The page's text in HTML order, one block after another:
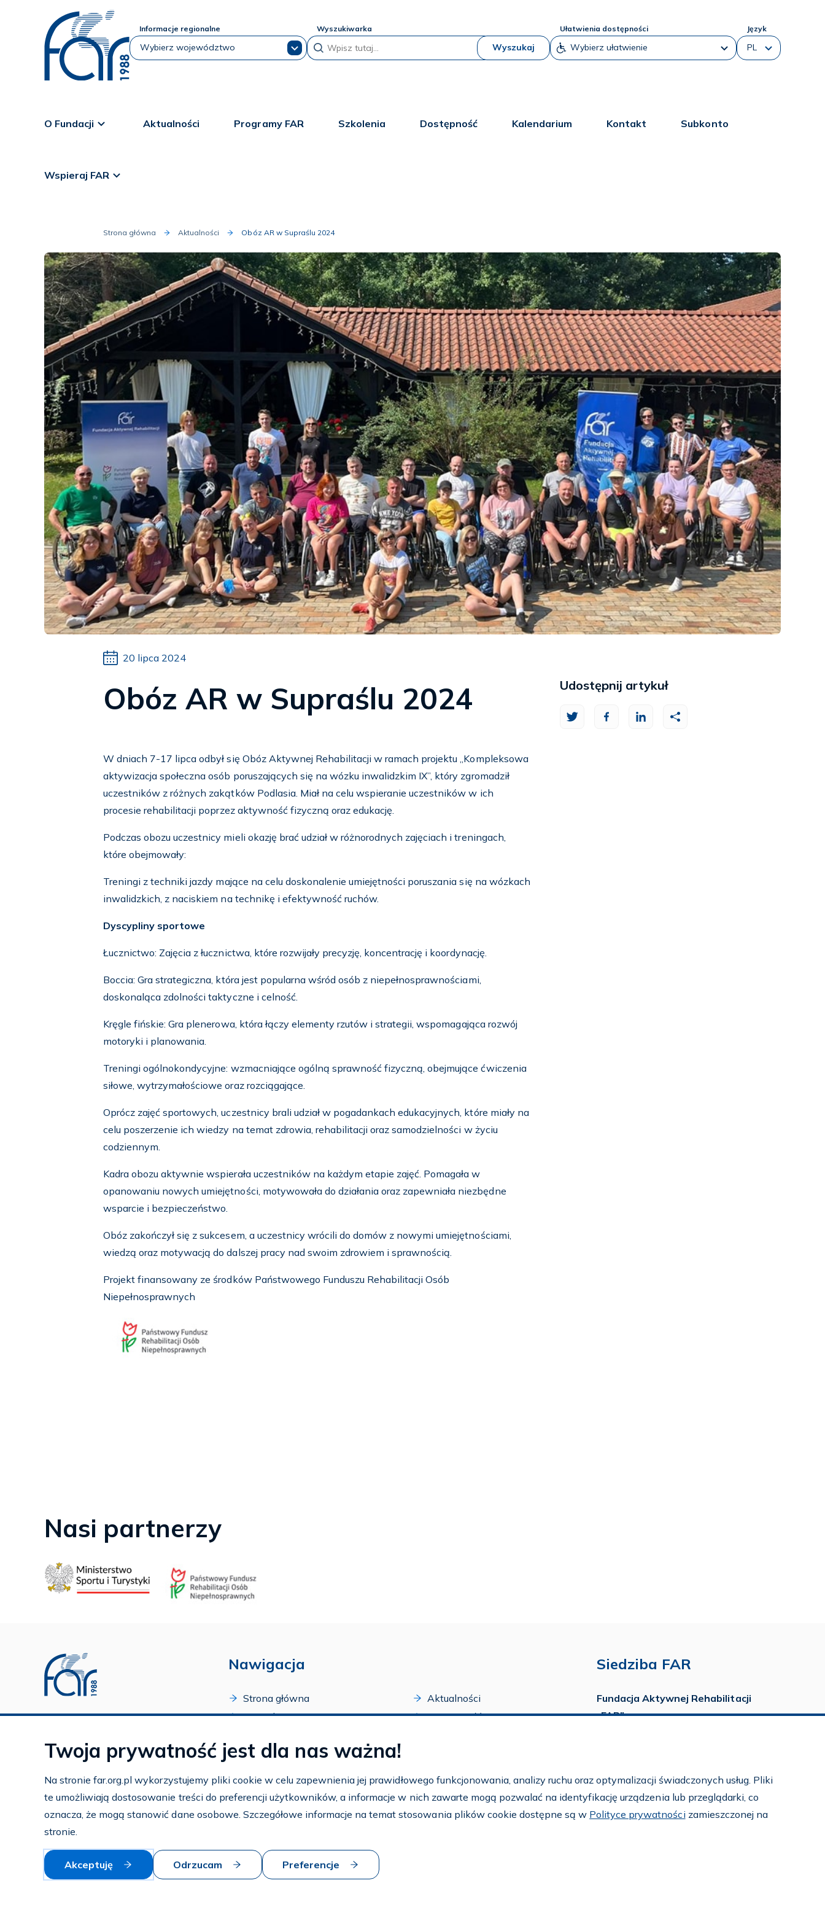
Informacje regionalne Wyszukiwarka
Wyszukaj
Ułatwienia dostępności Język
O Fundacji Aktualności Programy FAR Szkolenia Dostępność Kalendarium Kontakt Subkonto
Wspieraj FAR
Strona główna Aktualności Obóz AR w Supraślu 2024
20 lipca 2024
Obóz AR w Supraślu 2024
W dniach 7-17 lipca odbył się Obóz Aktywnej Rehabilitacji w ramach projektu „Kompleksowa
aktywizacja społeczna osób poruszających się na wózku inwalidzkim IX”, który zgromadził
uczestników z różnych zakątków Podlasia. Miał na celu wspieranie uczestników w ich
procesie rehabilitacji poprzez aktywność fizyczną oraz edukację.
Podczas obozu uczestnicy mieli okazję brać udział w różnorodnych zajęciach i treningach,
które obejmowały:
Treningi z techniki jazdy mające na celu doskonalenie umiejętności poruszania się na wózkach
inwalidzkich, z naciskiem na technikę i efektywność ruchów.
Dyscypliny sportowe
Łucznictwo: Zajęcia z łucznictwa, które rozwijały precyzję, koncentrację i koordynację.
Boccia: Gra strategiczna, która jest popularna wśród osób z niepełnosprawnościami,
doskonaląca zdolności taktyczne i celność.
Kręgle fińskie: Gra plenerowa, która łączy elementy rzutów i strategii, wspomagająca rozwój
motoryki i planowania.
Treningi ogólnokondycyjne: wzmacniające ogólną sprawność fizyczną, obejmujące ćwiczenia
siłowe, wytrzymałościowe oraz rozciągające.
Oprócz zajęć sportowych, uczestnicy brali udział w pogadankach edukacyjnych, które miały na
celu poszerzenie ich wiedzy na temat zdrowia, rehabilitacji oraz samodzielności w życiu
codziennym.
Kadra obozu aktywnie wspierała uczestników na każdym etapie zajęć. Pomagała w
opanowaniu nowych umiejętności, motywowała do działania oraz zapewniała niezbędne
wsparcie i bezpieczeństwo.
Obóz zakończył się z sukcesem, a uczestnicy wrócili do domów z nowymi umiejętnościami,
wiedzą oraz motywacją do dalszej pracy nad swoim zdrowiem i sprawnością.
Projekt finansowany ze środków Państwowego Funduszu Rehabilitacji Osób
Niepełnosprawnych
Udostępnij artykuł
Nasi partnerzy
Profil FAR w serwisie Youtube
Profil FAR w serwisie Instagram
Nawigacja
Strona główna
O Fundacji
Zakończone programy
Subkonto
Aktualności
Dostępność
Siedziba FAR
Fundacja Aktywnej Rehabilitacji
„FAR”
tel./fax:22 651 88 02
tel.:22 651 88 03
tel.:22 858 26 39
Twoja prywatność jest dla nas ważna!
Na stronie far.org.pl wykorzystujemy pliki cookie w celu zapewnienia jej prawidłowego funkcjonowania, analizy ruchu oraz optymalizacji świadczonych usług. Pliki
te umożliwiają dostosowanie treści do preferencji użytkowników, a informacje w nich zawarte mogą pozwalać na identyfikację urządzenia lub przeglądarki, co
oznacza, że mogą stanowić dane osobowe. Szczegółowe informacje na temat stosowania plików cookie dostępne są w Polityce prywatności zamieszczonej na
stronie.
Akceptuję Odrzucam Preferencje